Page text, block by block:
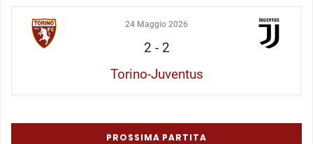
24 Maggio 2026
2 - 2
Torino-Juventus
PROSSIMA PARTITA